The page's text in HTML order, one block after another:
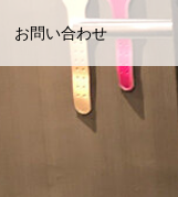
お問い合わせ